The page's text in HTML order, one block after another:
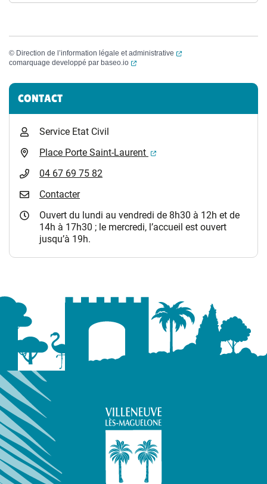
© Direction de l’information légale et administrative
(ouverture dans un
comarquage developpé par baseo.io (ouverture dans un nouvel onglet)
Informations complémentaires
CONTACT
Service Etat Civil
Place Porte Saint-Laurent
(ouverture dans un
04 67 69 75 82
Contacter
Ouvert du lundi au vendredi de 8h30 à 12h et de
14h à 17h30 ; le mercredi, l’accueil est ouvert
jusqu’à 19h.